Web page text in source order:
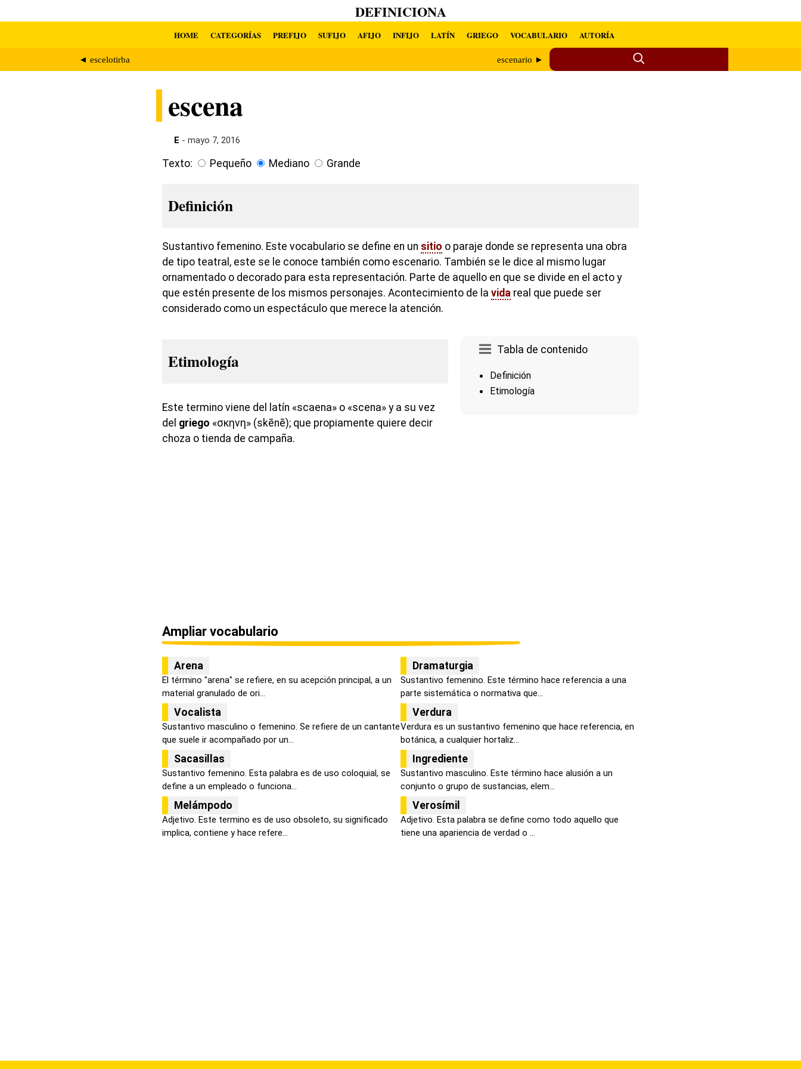
DEFINICIONA
HOME CATEGORÍAS PREFIJO SUFIJO AFIJO INFIJO LATÍN GRIEGO VOCABULARIO AUTORÍA
◄ escelotirba escenario ►
escena
E - mayo 7, 2016
Texto: Pequeño Mediano Grande
Definición
Sustantivo femenino. Este vocabulario se define en un sitio o paraje donde se representa una obra
de tipo teatral, este se le conoce también como escenario. También se le dice al mismo lugar
ornamentado o decorado para esta representación. Parte de aquello en que se divide en el acto y
que estén presente de los mismos personajes. Acontecimiento de la vida real que puede ser
considerado como un espectáculo que merece la atención.
Tabla de contenido
Definición
Etimología
Etimología
Este termino viene del latín «scaena» o «scena» y a su vez
del griego «σκηνη» (skēnē); que propiamente quiere decir
choza o tienda de campaña.
Ampliar vocabulario
Arena
El término "arena" se refiere, en su acepción principal, a un
material granulado de ori...
Dramaturgia
Sustantivo femenino. Este término hace referencia a una
parte sistemática o normativa que...
Vocalista
Sustantivo masculino o femenino. Se refiere de un cantante
que suele ir acompañado por un...
Verdura
Verdura es un sustantivo femenino que hace referencia, en
botánica, a cualquier hortaliz...
Sacasillas
Sustantivo femenino. Esta palabra es de uso coloquial, se
define a un empleado o funciona...
Ingrediente
Sustantivo masculino. Este término hace alusión a un
conjunto o grupo de sustancias, elem...
Melámpodo
Adjetivo. Este termino es de uso obsoleto, su significado
implica, contiene y hace refere...
Verosímil
Adjetivo. Esta palabra se define como todo aquello que
tiene una apariencia de verdad o ...